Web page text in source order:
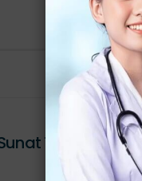
Terjangkau